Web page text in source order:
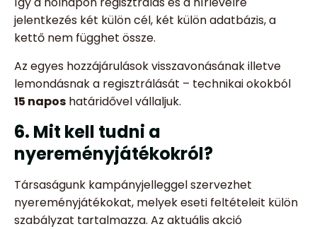
jelentkezés két külön cél, két külön adatbázis, a
kettő nem függhet össze.
Az egyes hozzájárulások visszavonásának illetve
lemondásnak a regisztrálását – technikai okokból
15 napos határidővel vállaljuk.
6. Mit kell tudni a
nyereményjátékokról?
Társaságunk kampányjelleggel szervezhet
nyereményjátékokat, melyek eseti feltételeit külön
szabályzat tartalmazza. Az aktuális akció